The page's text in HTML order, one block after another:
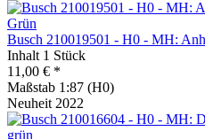
Busch 210019501 - H0 - MH:
Inhalt 1 Stück
11,00 € *
Maßstab 1:87 (H0)
Neuheit 2022